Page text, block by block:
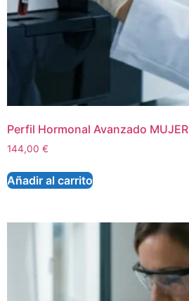
Perfil Hormonal Avanzado MUJER
144,00 €
Añadir al carrito